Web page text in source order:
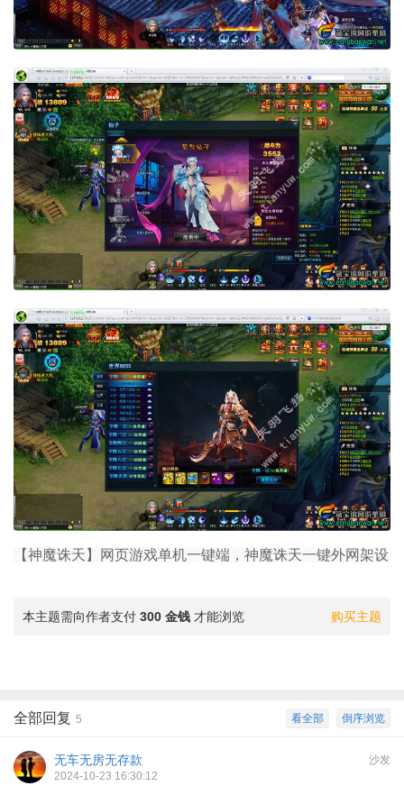
【神魔诛天】网页游戏单机一键端，神魔诛天一键外网架设
购买主题
本主题需向作者支付 300 金钱 才能浏览
倒序浏览
看全部
全部回复 5
沙发
无车无房无存款
2024-10-23 16:30:12